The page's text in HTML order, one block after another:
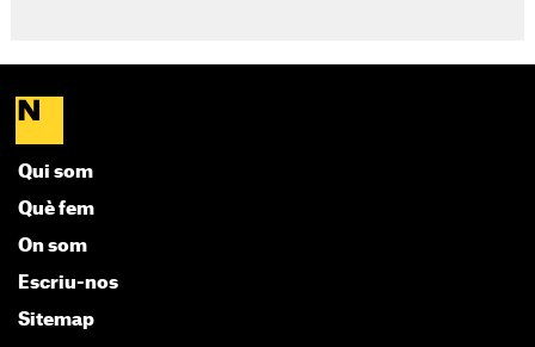
Qui som
Què fem
On som
Escriu-nos
Sitemap